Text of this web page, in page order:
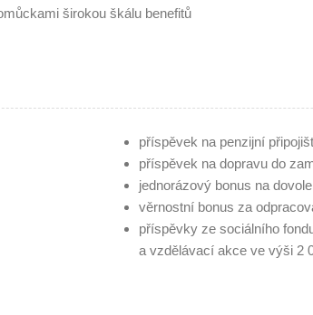
širokou škálu benefitů
příspěvek na penzijní
příspěvek na dopravu do
jednorázový bonus na
věrnostní bonus za
příspěvky ze sociálního
a vzdělávací akce ve výši 2